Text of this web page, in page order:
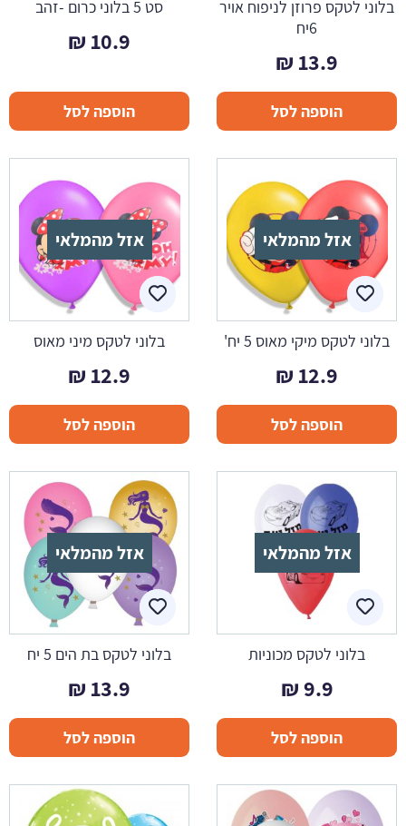
בלוני לטקס פרוזן לניפוח אויר
6יח
13.9
₪
הוספה לסל
סט 5 בלוני כרום -זהב
10.9
₪
הוספה לסל
אזל מהמלאי
בלוני לטקס מיקי מאוס 5 יח'
12.9
₪
הוספה לסל
אזל מהמלאי
בלוני לטקס מיני מאוס
12.9
₪
הוספה לסל
אזל מהמלאי
בלוני לטקס מכוניות
9.9
₪
הוספה לסל
אזל מהמלאי
בלוני לטקס בת הים 5 יח
13.9
₪
הוספה לסל